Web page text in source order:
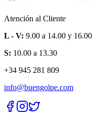
Atención al Cliente
L - V: 9.00 a 14.00 y 16.00
S: 10.00 a 13.30
+34 945 281 809
info@buengolpe.com